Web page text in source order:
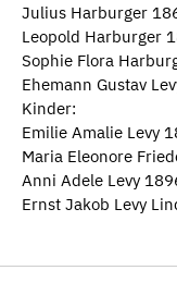
Julius Harburger
Leopold Harburger
Sophie Flora
Ehemann Gustav
Kinder:
Emilie Amalie Levy
Maria Eleonore
Anni Adele Levy
Ernst Jakob Levy